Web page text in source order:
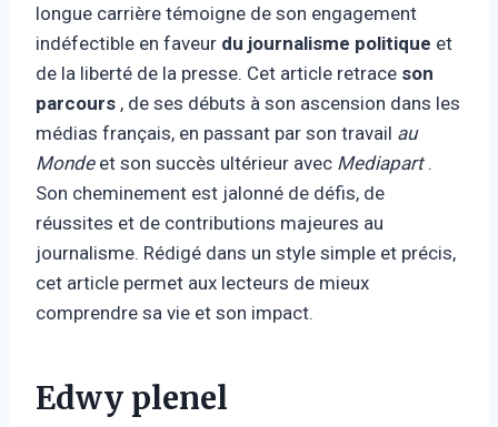
longue carrière témoigne de son engagement
indéfectible en faveur du journalisme politique et
de la liberté de la presse. Cet article retrace son
parcours , de ses débuts à son ascension dans les
médias français, en passant par son travail au
Mondeet son succès ultérieur avec Mediapart.
Son cheminement est jalonné de défis, de
réussites et de contributions majeures au
journalisme. Rédigé dans un style simple et précis,
cet article permet aux lecteurs de mieux
comprendre sa vie et son impact.
Edwy plenel